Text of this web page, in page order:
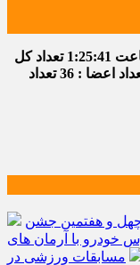
1:25:41 تعداد کل
اعضا : 36
تعداد
چهل و هفتمین جشن
خودرو با آرمان های
مسابقات ورزشی در